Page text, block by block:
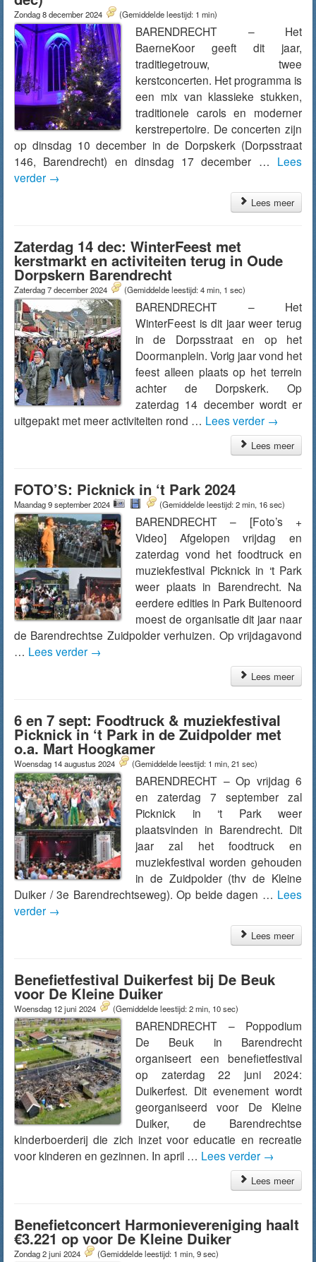
Zondag 8 december 2024 (Gemiddelde leestijd: 1 min)
BARENDRECHT – Het
BaerneKoor geeft dit jaar,
traditiegetrouw, twee
kerstconcerten. Het programma is
een mix van klassieke stukken,
traditionele carols en moderner
kerstrepertoire. De concerten zijn
op dinsdag 10 december in de Dorpskerk (Dorpsstraat
146, Barendrecht) en dinsdag 17 december … Lees
verder →
Lees meer
Zaterdag 14 dec: WinterFeest met
kerstmarkt en activiteiten terug in Oude
Dorpskern Barendrecht
Zaterdag 7 december 2024 (Gemiddelde leestijd: 4 min, 1 sec)
BARENDRECHT – Het
WinterFeest is dit jaar weer terug
in de Dorpsstraat en op het
Doormanplein. Vorig jaar vond het
feest alleen plaats op het terrein
achter de Dorpskerk. Op
zaterdag 14 december wordt er
uitgepakt met meer activiteiten rond … Lees verder →
Lees meer
FOTO’S: Picknick in ‘t Park 2024
Maandag 9 september 2024 (Gemiddelde leestijd: 2 min, 16 sec)
BARENDRECHT – [Foto’s +
Video] Afgelopen vrijdag en
zaterdag vond het foodtruck en
muziekfestival Picknick in ‘t Park
weer plaats in Barendrecht. Na
eerdere edities in Park Buitenoord
moest de organisatie dit jaar naar
de Barendrechtse Zuidpolder verhuizen. Op vrijdagavond
… Lees verder →
Lees meer
6 en 7 sept: Foodtruck & muziekfestival
Picknick in ‘t Park in de Zuidpolder met
o.a. Mart Hoogkamer
Woensdag 14 augustus 2024 (Gemiddelde leestijd: 1 min, 21 sec)
BARENDRECHT – Op vrijdag 6
en zaterdag 7 september zal
Picknick in ‘t Park weer
plaatsvinden in Barendrecht. Dit
jaar zal het foodtruck en
muziekfestival worden gehouden
in de Zuidpolder (thv de Kleine
Duiker / 3e Barendrechtseweg). Op beide dagen … Lees
verder →
Lees meer
Benefietfestival Duikerfest bij De Beuk
voor De Kleine Duiker
Woensdag 12 juni 2024 (Gemiddelde leestijd: 2 min, 10 sec)
BARENDRECHT – Poppodium
De Beuk in Barendrecht
organiseert een benefietfestival
op zaterdag 22 juni 2024:
Duikerfest. Dit evenement wordt
georganiseerd voor De Kleine
Duiker, de Barendrechtse
kinderboerderij die zich inzet voor educatie en recreatie
voor kinderen en gezinnen. In april … Lees verder →
Lees meer
Benefietconcert Harmonievereniging haalt
€3.221 op voor De Kleine Duiker
Zondag 2 juni 2024 (Gemiddelde leestijd: 1 min, 9 sec)